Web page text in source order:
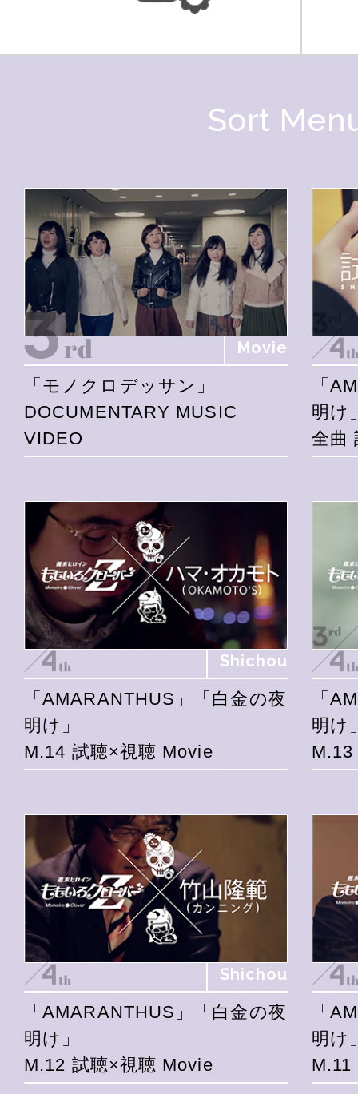
Sort
Movie
「モノクロデッサン」
DOCUMENTARY MUSIC
VIDEO
「
明け
全曲
Shichou
「AMARANTHUS」「白金の夜
明け」
M.14 試聴×視聴 Movie
「
明け
Shichou
「AMARANTHUS」「白金の夜
明け」
M.12 試聴×視聴 Movie
「
明け